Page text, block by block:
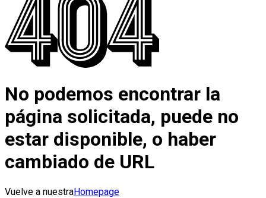
No podemos encontrar la
página solicitada, puede no
estar disponible, o haber
cambiado de URL
Vuelve a nuestraHomepage